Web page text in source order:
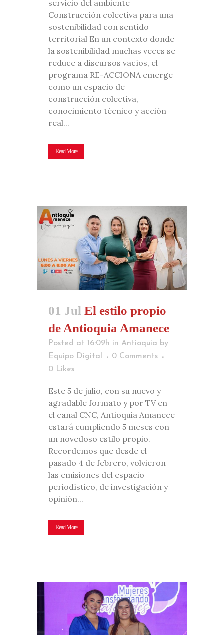
servicio del ambiente
Construcción colectiva para una
sostenibilidad con sentido
territorial En un contexto donde
la sostenibilidad muchas veces se
reduce a discursos vacíos, el
programa RE-ACCIONA emerge
como un espacio de
construcción colectiva,
conocimiento técnico y acción
real...
Read More
01 Jul El estilo propio
de Antioquia Amanece
Posted at 16:09h in Antioquia by
Equipo Digital
0 Comments
0 Likes
Este 5 de julio, con su nuevo y
agradable formato y por TV en
el canal CNC, Antioquia Amanece
estará cumpliendo 5 meses con
un novedoso estilo propio.
Recordemos que desde el
pasado 4 de febrero, volvieron
las emisiones del espacio
periodístico, de investigación y
opinión...
Read More